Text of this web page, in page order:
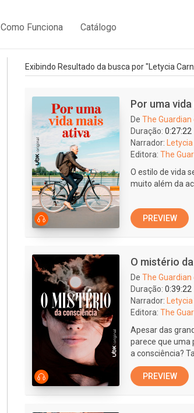
Como Funciona Catálogo
Exibindo Resultado da busca por "Letycia
Por uma
De The Guardian
Duração: 0:27:22
Narrador:
Editora: The
O estilo de vida
muito além da
PREVIEW
O mistério
De The Guardian
Duração: 0:39:22
Narrador:
Editora: The
Apesar das
parece que uma
a consciência?
PREVIEW